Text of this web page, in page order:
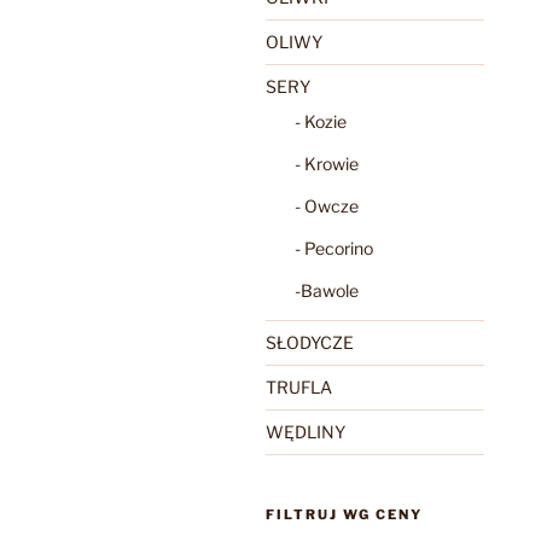
OLIWY
SERY
- Kozie
- Krowie
- Owcze
- Pecorino
-Bawole
SŁODYCZE
TRUFLA
WĘDLINY
FILTRUJ WG CENY